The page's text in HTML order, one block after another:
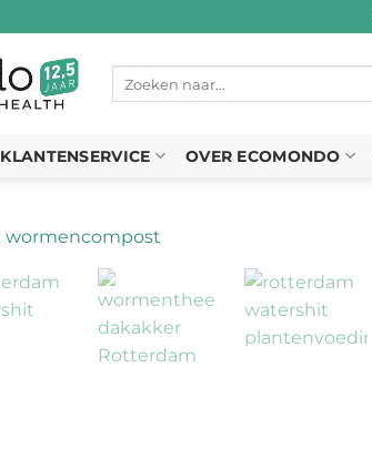
Zoeken
KLANTENSERVICE OVER ECOMONDO